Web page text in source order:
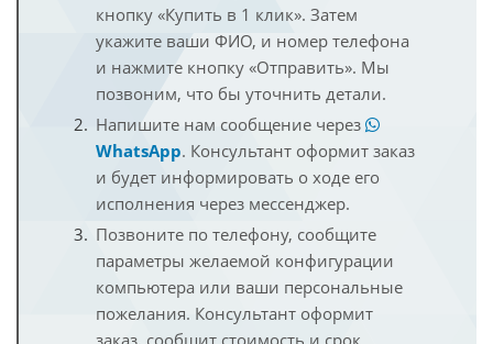
кнопку «Купить в 1 клик». Затем
укажите ваши ФИО, и номер телефона
и нажмите кнопку «Отправить». Мы
позвоним, что бы уточнить детали.
Напишите нам сообщение через
WhatsApp. Консультант оформит заказ
и будет информировать о ходе его
исполнения через мессенджер.
Позвоните по телефону, сообщите
параметры желаемой конфигурации
компьютера или ваши персональные
пожелания. Консультант оформит
заказ, сообщит стоимость и срок